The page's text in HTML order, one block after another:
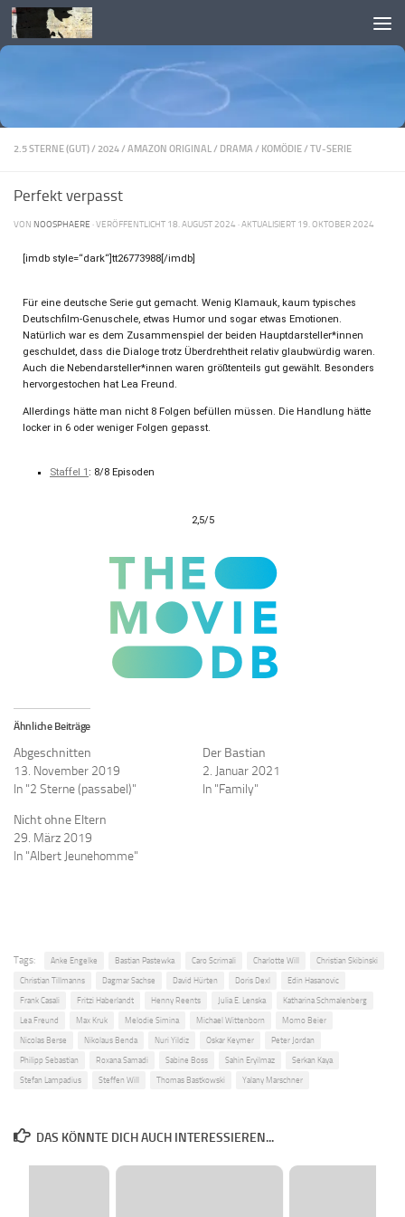
Skip to content
2.5 STERNE (GUT)/ 2024/ AMAZON ORIGINAL/ DRAMA / KOMÖDIE/ TV-SERIE
Perfekt verpasst
VON NOOSPHAERE · VERÖFFENTLICHT 18. AUGUST 2024 · AKTUALISIERT 19. OKTOBER 2024
[imdb style=“dark“]tt26773988[/imdb]
Für eine deutsche Serie gut gemacht. Wenig Klamauk, kaum typisches
Deutschfilm-Genuschele, etwas Humor und sogar etwas Emotionen.
Natürlich war es dem Zusammenspiel der beiden Hauptdarsteller*innen
geschuldet, dass die Dialoge trotz Überdrehtheit relativ glaubwürdig waren.
Auch die Nebendarsteller*innen waren größtenteils gut gewählt. Besonders
hervorgestochen hat Lea Freund.
Allerdings hätte man nicht 8 Folgen befüllen müssen. Die Handlung hätte
locker in 6 oder weniger Folgen gepasst.
Staffel 1: 8/8 Episoden
2,5/5
Ähnliche Beiträge
Abgeschnitten
13. November 2019
In "2 Sterne (passabel)"
Der Bastian
2. Januar 2021
In "Family"
Nicht ohne Eltern
29. März 2019
In "Albert Jeunehomme"
Tags: Anke Engelke Bastian Pastewka Caro Scrimali Charlotte Will Christian Skibinski
Christian Tillmanns Dagmar Sachse David Hürten Doris Dexl Edin Hasanovic
Frank Casali Fritzi Haberlandt Henny Reents Julia E. Lenska Katharina Schmalenberg
Lea Freund Max Kruk Melodie Simina Michael Wittenborn Momo Beier
Nicolas Berse Nikolaus Benda Nuri Yildiz Oskar Keymer Peter Jordan
Philipp Sebastian Roxana Samadi Sabine Boss Sahin Eryilmaz Serkan Kaya
Stefan Lampadius Steffen Will Thomas Bastkowski Yalany Marschner
DAS KÖNNTE DICH AUCH INTERESSIEREN...